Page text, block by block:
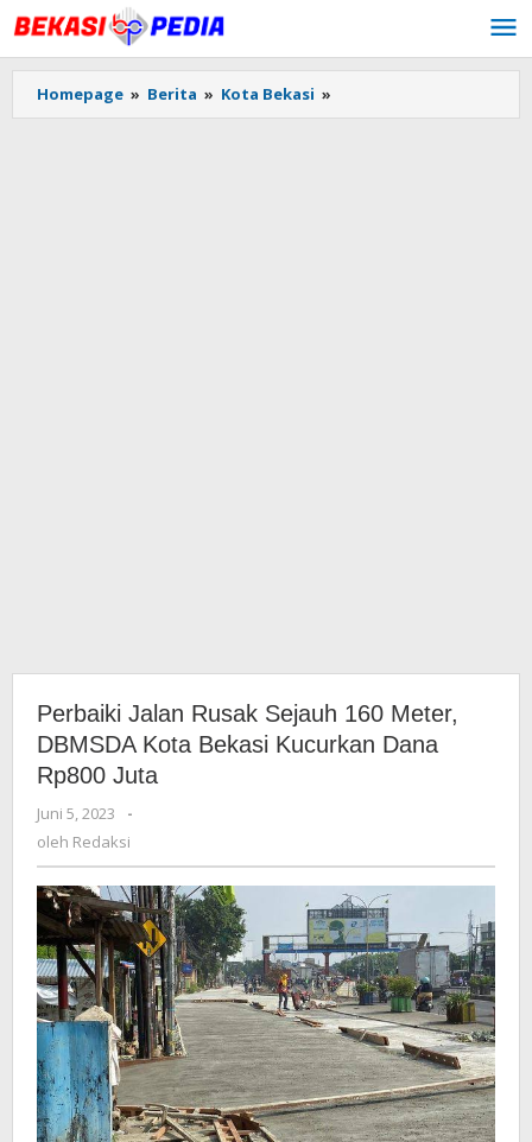
Lewati
ke
konten
Homepage » Berita » Kota Bekasi »
Jalan
Perbaiki Jalan Rusak Sejauh 160 Meter,
DBMSDA Kota Bekasi Kucurkan Dana
Rp800 Juta
Juni 5, 2023
oleh
Redaksi
-
oleh Redaksi